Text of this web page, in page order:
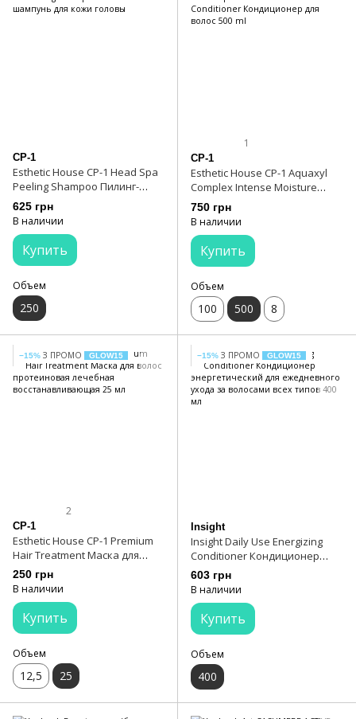
CP-1
Esthetic House CP-1 Head Spa
Peeling Shampoo Пилинг-
шампунь для кожи головы
625 грн
В наличии
Купить
Объем
250
1
CP-1
Esthetic House CP-1 Aquaxyl
Complex Intense Moisture
Conditioner Кондиционер для
волос 500 ml
750 грн
В наличии
Купить
Объем
100 500 8
−15% З ПРОМО GLOW15
2
CP-1
Esthetic House CP-1 Premium
Hair Treatment Маска для
волос протеиновая лечебная
восстанавливающая 25 мл
250 грн
В наличии
Купить
Объем
12,5 25
−15% З ПРОМО GLOW15
Insight
Insight Daily Use Energizing
Conditioner Кондиционер
энергетический для
ежедневного ухода за
603 грн
В наличии
Купить
Объем
400